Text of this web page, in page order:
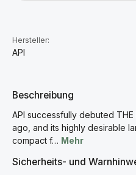
Hersteller:
API
Beschreibung
API successfully debuted
ago, and its highly desirable
compact f… Mehr
Sicherheits- und